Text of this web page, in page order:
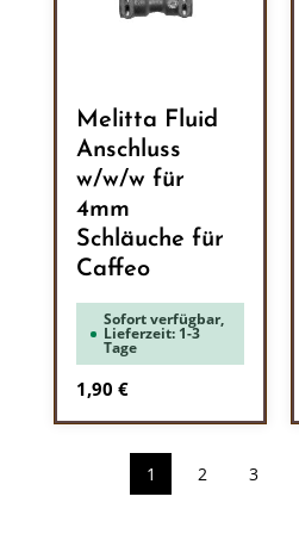
Melitta Fluid
Anschluss
w/w/w für
4mm
Schläuche für
Caffeo
Sofort verfügbar,
Lieferzeit: 1-3
Tage
Regulärer Preis:
1,90 €
Seite
1 Seite
2 Seite
3